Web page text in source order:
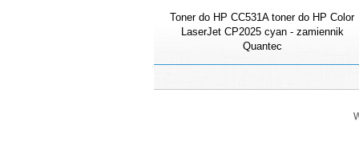
Toner do HP CC531A toner do HP Color
LaserJet CP2025 cyan - zamiennik
Quantec